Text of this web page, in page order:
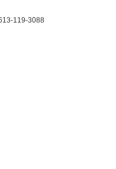
119-3088